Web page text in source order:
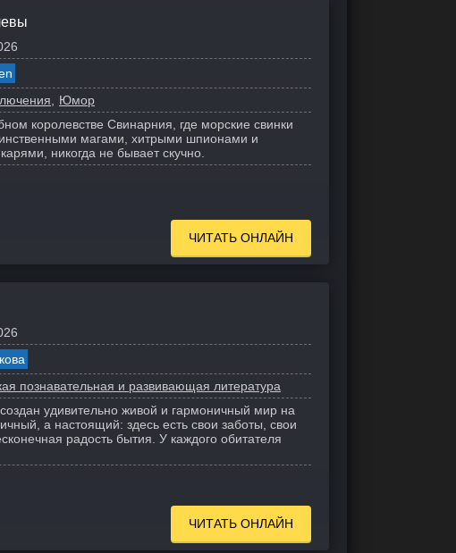
Юмор
королевстве Свинарния, где морские свинки
магами, хитрыми шпионами и
никогда не бывает скучно.
ЧИТАТЬ ОНЛАЙН
познавательная и развивающая литература
создан удивительно живой и гармоничный мир на
а настоящий: здесь есть свои заботы, свои
радость бытия. У каждого обитателя
ЧИТАТЬ ОНЛАЙН